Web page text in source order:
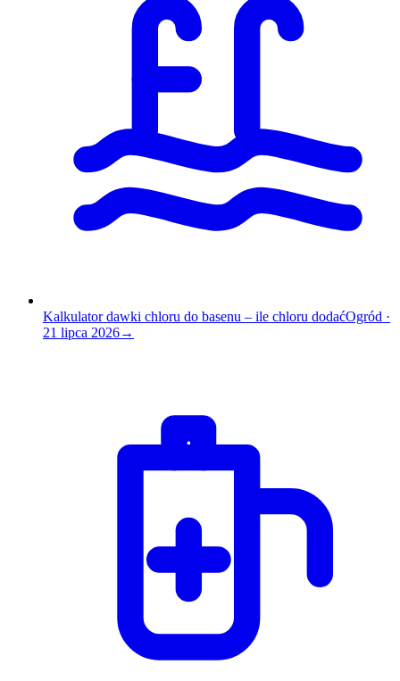
Kalkulator dawki chloru do basenu – ile chloru dodaćOgród ·
21 lipca 2026→